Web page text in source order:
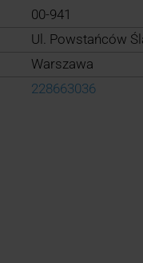
00-941
Ul. Powstańców
Warszawa
228663036